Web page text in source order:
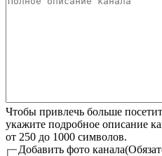
Чтобы привлечь больше
укажите подробное описание
от 250 до 1000 символов.
Добавить фото канала